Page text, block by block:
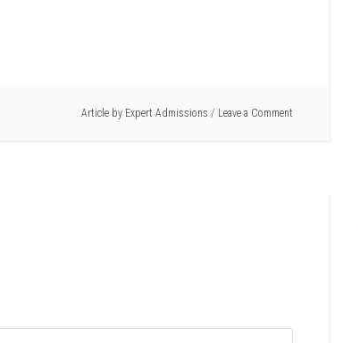
Article by Expert Admissions Leave a Comment